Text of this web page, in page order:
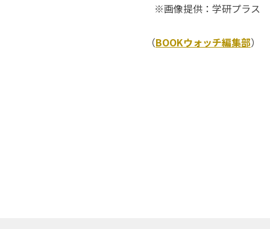
※画像提供：学研プラス
（BOOKウォッチ編集部）